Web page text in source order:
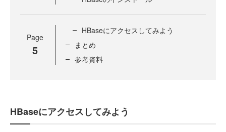
Page
5
HBaseにアクセスしてみよう
まとめ
参考資料
HBaseにアクセスしてみよう